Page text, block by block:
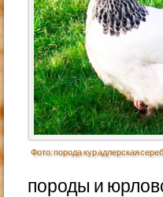
Фото: порода кур адлерская
породы и